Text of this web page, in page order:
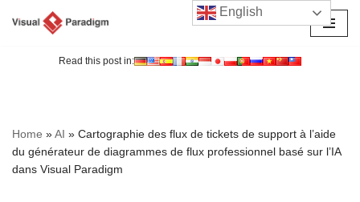
Read this post in:
Home »AI » Cartographie des flux de tickets de support à l’aide
du générateur de diagrammes de flux professionnel basé sur l’IA
dans Visual Paradigm
English